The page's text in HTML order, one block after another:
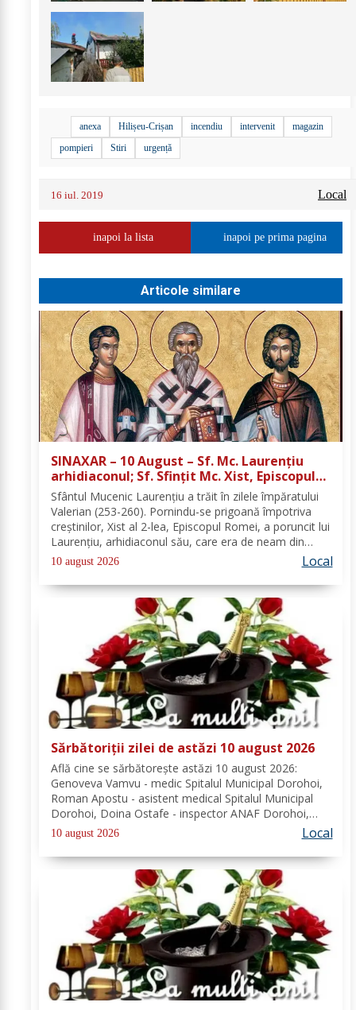
anexa Hilișeu-Crișan incendiu intervenit
magazin
pompieri
Stiri urgență
16 iul. 2019 Local
inapoi la lista inapoi pe prima pagina
Articole similare
SINAXAR – 10 August – Sf. Mc. Laurenţiu
arhidiaconul; Sf. Sfinţit Mc. Xist, Episcopul
Romei
Sfântul Mucenic Laurenţiu a trăit în zilele împăratului
Valerian (253-260). Pornindu-se prigoană împotriva
creştinilor, Xist al 2-lea, Episcopul Romei, a poruncit lui
Laurenţiu, arhidiaconul său, care era de neam din
Spania, să chivernisească vistieria Bisericii şi să se
îngrijească de săraci....
10 august 2026 Local
Sărbătoriții zilei de astăzi 10 august 2026
Află cine se sărbătoreşte astăzi 10 august 2026:
Genoveva Vamvu - medic Spitalul Municipal Dorohoi,
Roman Apostu - asistent medical Spitalul Municipal
Dorohoi, Doina Ostafe - inspector ANAF Dorohoi,
Marina Ludmila Pogoreanu - medic de familie
Dorohoi, Beatrice Tiron - profesor Seminarul
Teologic...
10 august 2026 Local